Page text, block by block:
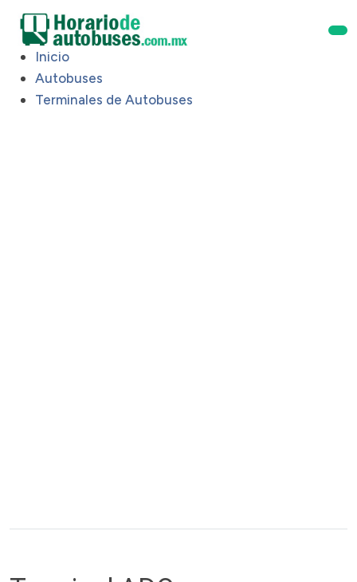
Inicio
Autobuses
Terminales de Autobuses